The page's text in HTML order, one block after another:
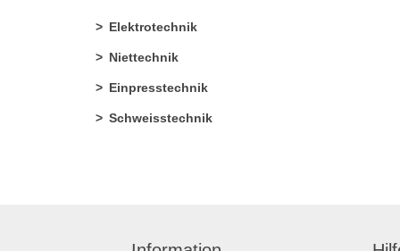
Elektrotechnik
Niettechnik
Einpresstechnik
Schweisstechnik